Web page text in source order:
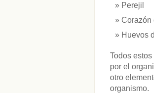
Perejil
Corazón
Huevos
Todos
por el
otro
organismo.